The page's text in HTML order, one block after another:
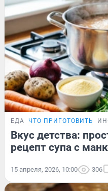
ЕДА ЧТО ПРИГОТОВИТЬ
Вкус детства:
рецепт супа с
15 апреля, 2026, 10:00 306